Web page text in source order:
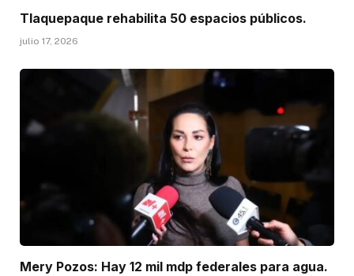
Tlaquepaque rehabilita 50 espacios públicos.
julio 17, 2026
Mery Pozos: Hay 12 mil mdp federales para agua.